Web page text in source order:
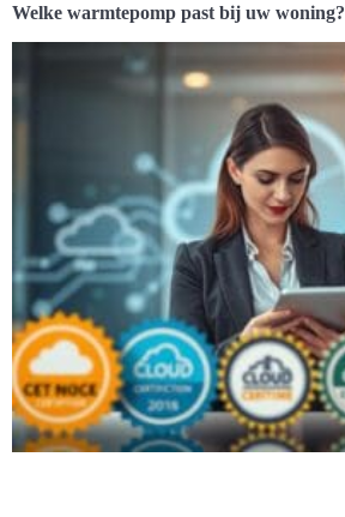
Welke warmtepomp past bij uw woning?